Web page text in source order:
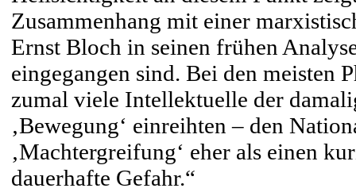
Zusammenhang mit einer
Ernst Bloch in seinen frühen
eingegangen sind. Bei den meisten
zumal viele Intellektuelle der
‚Bewegung‘ einreihten – den
‚Machtergreifung‘ eher als einen
dauerhafte Gefahr.“